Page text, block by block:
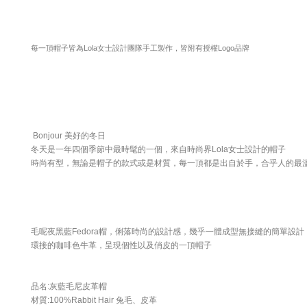
每一頂帽子皆為Lola女士設計團隊手工製作，皆附有授權Logo品牌
Bonjour 美好的冬日
冬天是一年四個季節中最時髦的一個，來自時尚界Lola女士設計的帽子
時尚有型，無論是帽子的款式或是材質，每一頂都是出自於手，合乎人的最
毛呢夜黑藍Fedora帽，俐落時尚的設計感，幾乎一體成型無接縫的簡單設計
環接的咖啡色牛革，呈現個性以及俏皮的一頂帽子
品名:灰藍毛尼皮革帽
材質:100%Rabbit Hair 兔毛、皮革